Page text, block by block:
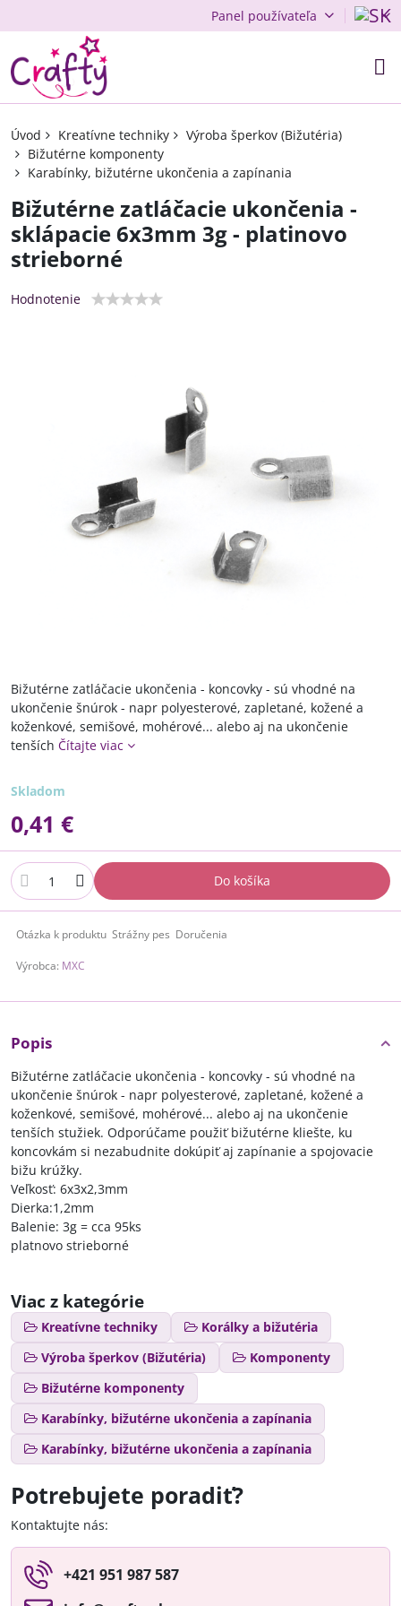
Panel používateľa
Úvod Kreatívne techniky
Výroba šperkov (Bižutéria)
Bižutérne komponenty
Karabínky, bižutérne ukončenia a zapínania
Bižutérne zatláčacie ukončenia -
sklápacie 6x3mm 3g - platinovo
strieborné
Hodnotenie
Bižutérne zatláčacie ukončenia - koncovky - sú vhodné na
ukončenie šnúrok - napr polyesterové, zapletané, kožené a
koženkové, semišové, mohérové... alebo aj na ukončenie
tenších Čítajte viac
Skladom
0,41 €
Do košíka
Otázka k produktu Strážny pes Doručenia
Výrobca: MXC
Popis
Bižutérne zatláčacie ukončenia - koncovky - sú vhodné na
ukončenie šnúrok - napr polyesterové, zapletané, kožené a
koženkové, semišové, mohérové... alebo aj na ukončenie
tenších stužiek. Odporúčame použiť bižutérne kliešte, ku
koncovkám si nezabudnite dokúpiť aj zapínanie a spojovacie
bižu krúžky.
Veľkosť: 6x3x2,3mm
Dierka:1,2mm
Balenie: 3g = cca 95ks
platnovo strieborné
Viac z kategórie
Kreatívne techniky
Korálky a bižutéria
Výroba šperkov (Bižutéria)
Komponenty
Bižutérne komponenty
Karabínky, bižutérne ukončenia a zapínania
Karabínky, bižutérne ukončenia a zapínania
Potrebujete poradiť?
Kontaktujte nás:
+421 951 987 587